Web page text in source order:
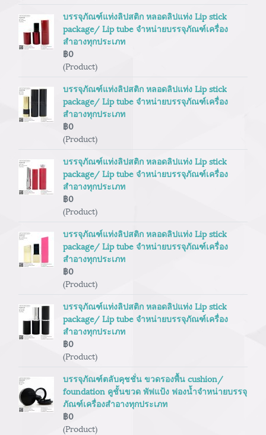
บรรจุภัณฑ์แท่งลิปสติก หลอดลิปแท่ง Lip stick
package/ Lip tube จำหน่ายบรรจุภัณฑ์เครื่อง
สำอางทุกประเภท
฿0
(Product)
บรรจุภัณฑ์แท่งลิปสติก หลอดลิปแท่ง Lip stick
package/ Lip tube จำหน่ายบรรจุภัณฑ์เครื่อง
สำอางทุกประเภท
฿0
(Product)
บรรจุภัณฑ์แท่งลิปสติก หลอดลิปแท่ง Lip stick
package/ Lip tube จำหน่ายบรรจุภัณฑ์เครื่อง
สำอางทุกประเภท
฿0
(Product)
บรรจุภัณฑ์แท่งลิปสติก หลอดลิปแท่ง Lip stick
package/ Lip tube จำหน่ายบรรจุภัณฑ์เครื่อง
สำอางทุกประเภท
฿0
(Product)
บรรจุภัณฑ์แท่งลิปสติก หลอดลิปแท่ง Lip stick
package/ Lip tube จำหน่ายบรรจุภัณฑ์เครื่อง
สำอางทุกประเภท
฿0
(Product)
บรรจุภัณฑ์ตลับคุชชั่น ขวดรองพื้น cushion/
foundation คูชั้นขวด พัฟแป้ง ฟองน้ำจำหน่ายบรรจุ
ภัณฑ์เครื่องสำอางทุกประเภท
฿0
(Product)